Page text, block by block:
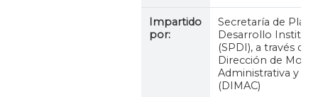
Impartido
por:
Secretaría de
Desarrollo
(SPDI), a través de
Dirección de
Administrativa y
(DIMAC)